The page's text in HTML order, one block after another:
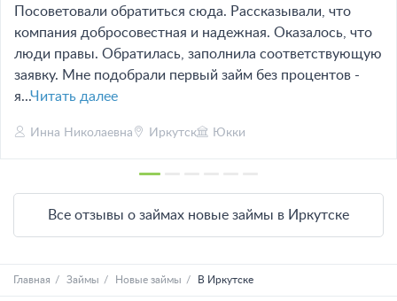
Посоветовали обратиться сюда. Рассказывали, что
компания добросовестная и надежная. Оказалось, что
люди правы. Обратилась, заполнила соответствующую
заявку. Мне подобрали первый займ без процентов -
я...Читать далее
Инна Николаевна Иркутск Юкки
Все отзывы о займах новые займы в Иркутске
Главная Займы Новые займы В Иркутске